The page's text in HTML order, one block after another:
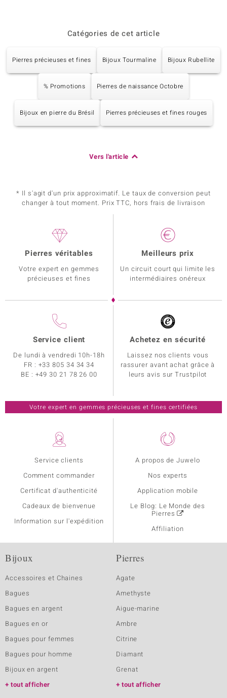
Catégories de cet article
Pierres précieuses et fines Bijoux Tourmaline Bijoux Rubellite
% Promotions Pierres de naissance Octobre
Bijoux en pierre du Brésil Pierres précieuses et fines rouges
Vers l'article
* Il s'agit d'un prix approximatif. Le taux de conversion peut
changer à tout moment. Prix TTC, hors frais de livraison
Service clients
Comment commander
Certificat d'authenticité
Cadeaux de bienvenue
Information sur l'expédition
A propos de Juwelo
Nos experts
Application mobile
Le Blog: Le Monde des
Pierres
Affiliation
Pierres véritables
Votre expert en gemmes
précieuses et fines
Meilleurs prix
Un circuit court qui limite les
intermédiaires onéreux
Service client
De lundi à vendredi 10h-18h
FR : +33 805 34 34 34
BE : +49 30 21 78 26 00
Achetez en sécurité
Laissez nos clients vous
rassurer avant achat grâce à
leurs avis sur Trustpilot
Votre expert en gemmes précieuses et fines certifiées
Bijoux
Accessoires et Chaines
Bagues
Bagues en argent
Bagues en or
Bagues pour femmes
Bagues pour homme
Bijoux en argent
tout afficher
Pierres
Agate
Amethyste
Aigue-marine
Ambre
Citrine
Diamant
Grenat
tout afficher